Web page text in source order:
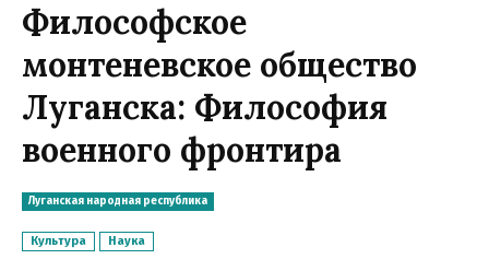
Философское
монтеневское общество
Луганска: Философия
военного фронтира
Луганская народная республика
Культура Наука